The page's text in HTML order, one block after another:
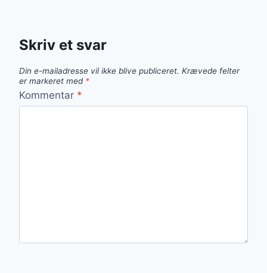
Skriv et svar
Din e-mailadresse vil ikke blive publiceret. Krævede felter
er markeret med *
Kommentar *